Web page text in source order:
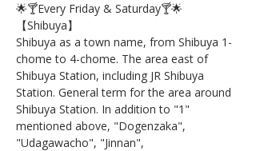
🌟🍸Every Friday & Saturday🍸🌟
【Shibuya】
Shibuya as a town name, from Shibuya 1-
chome to 4-chome. The area east of
Shibuya Station, including JR Shibuya
Station. General term for the area around
Shibuya Station. In addition to "1"
mentioned above, "Dogenzaka",
"Udagawacho", "Jinnan",